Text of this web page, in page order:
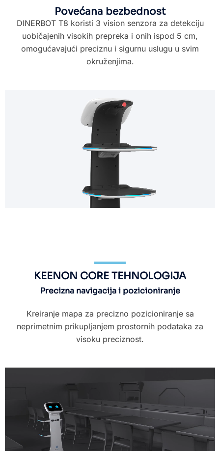
Povećana bezbednost
DINERBOT T8 koristi 3 vision senzora za detekciju
uobičajenih visokih prepreka i onih ispod 5 cm,
omogućavajući preciznu i sigurnu uslugu u svim
okruženjima.
KEENON CORE TEHNOLOGIJA
Precizna navigacija i pozicioniranje
Kreiranje mapa za precizno pozicioniranje sa
neprimetnim prikupljanjem prostornih podataka za
visoku preciznost.